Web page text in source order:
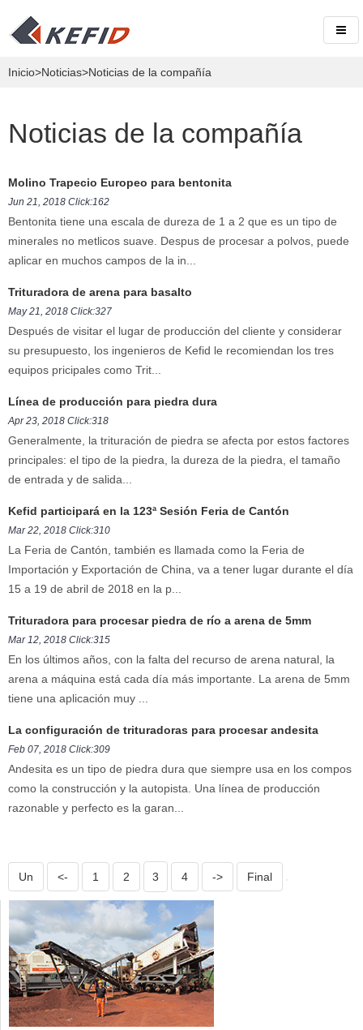
Inicio>Noticias>Noticias de la compañía
Noticias de la compañía
Molino Trapecio Europeo para bentonita
Jun 21, 2018 Click:162
Bentonita tiene una escala de dureza de 1 a 2 que es un tipo de
minerales no metlicos suave. Despus de procesar a polvos, puede
aplicar en muchos campos de la in...
Trituradora de arena para basalto
May 21, 2018 Click:327
Después de visitar el lugar de producción del cliente y considerar
su presupuesto, los ingenieros de Kefid le recomiendan los tres
equipos pricipales como Trit...
Línea de producción para piedra dura
Apr 23, 2018 Click:318
Generalmente, la trituración de piedra se afecta por estos factores
principales: el tipo de la piedra, la dureza de la piedra, el tamaño
de entrada y de salida...
Kefid participará en la 123ª Sesión Feria de Cantón
Mar 22, 2018 Click:310
La Feria de Cantón, también es llamada como la Feria de
Importación y Exportación de China, va a tener lugar durante el día
15 a 19 de abril de 2018 en la p...
Trituradora para procesar piedra de río a arena de 5mm
Mar 12, 2018 Click:315
En los últimos años, con la falta del recurso de arena natural, la
arena a máquina está cada día más importante. La arena de 5mm
tiene una aplicación muy ...
La configuración de trituradoras para procesar andesita
Feb 07, 2018 Click:309
Andesita es un tipo de piedra dura que siempre usa en los compos
como la construcción y la autopista. Una línea de producción
razonable y perfecto es la garan...
Un <- 1 2 3 4 -> Final